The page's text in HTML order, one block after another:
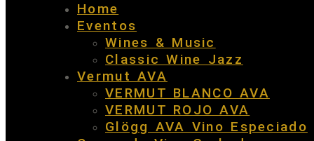
Home
Eventos
Wines & Music
Classic Wine Jazz
Vermut AVA
VERMUT BLANCO AVA
VERMUT ROJO AVA
Glögg AVA Vino Especiado